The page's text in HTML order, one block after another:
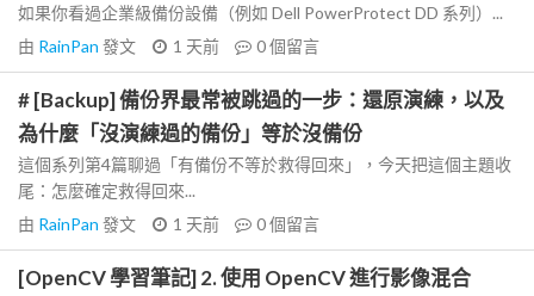
如果你看過企業級備份設備（例如 Dell PowerProtect DD 系列）...
由 RainPan 發文 1 天前 0個留言
# [Backup] 備份界最常被跳過的一步：還原演練，以及
為什麼「沒演練過的備份」等於沒備份
這個系列第4篇聊過「有備份不等於救得回來」，今天把這個主題收
尾：怎麼確定救得回來...
由 RainPan 發文 1 天前 0個留言
[OpenCV 學習筆記] 2. 使用 OpenCV 進行影像混合